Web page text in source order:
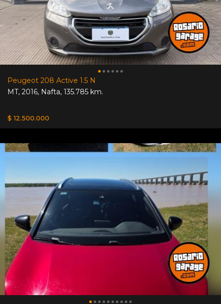
Peugeot 208 Active 1.5 N
MT, 2016, Nafta, 135.785 km.
$ 12.500.000